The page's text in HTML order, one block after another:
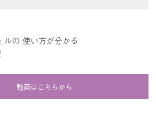
ルの 使い方が分かる
動画はこちらから